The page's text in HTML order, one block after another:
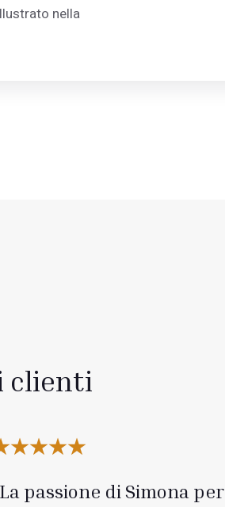
nella
clienti
La passione di Simona per